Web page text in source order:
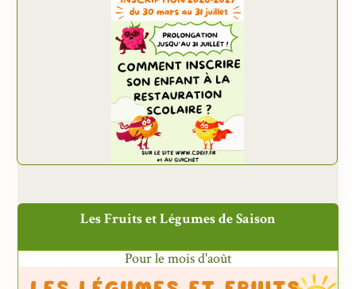
Les Fruits et Légumes de Saison
Pour le mois d'août